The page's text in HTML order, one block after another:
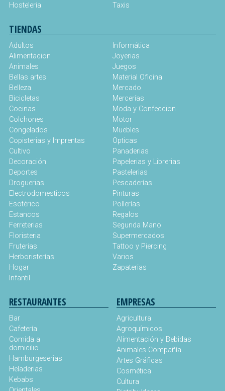
Hosteleria
Taxis
TIENDAS
Adultos
Alimentacion
Animales
Bellas artes
Belleza
Bicicletas
Cocinas
Colchones
Congelados
Copisterias y Imprentas
Cultivo
Decoración
Deportes
Droguerias
Electrodomesticos
Esotérico
Estancos
Ferreterias
Floristeria
Fruterias
Herboristerías
Hogar
Infantil
Informática
Joyerias
Juegos
Material Oficina
Mercado
Mercerías
Moda y Confeccion
Motor
Muebles
Opticas
Panaderias
Papelerias y Librerias
Pastelerias
Pescaderías
Pinturas
Pollerías
Regalos
Segunda Mano
Supermercados
Tattoo y Piercing
Varios
Zapaterias
RESTAURANTES
Bar
Cafetería
Comida a
domicilio
Hamburgeserias
Heladerias
Kebabs
EMPRESAS
Agricultura
Agroquímicos
Alimentación y Bebidas
Animales Compañía
Artes Gráficas
Cosmética
Cultura